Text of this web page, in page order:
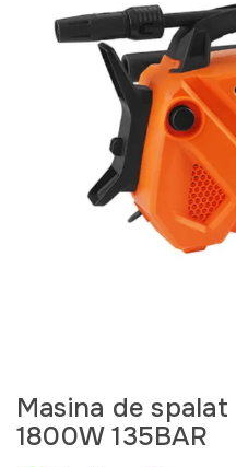
Masina de
1800W 135BAR